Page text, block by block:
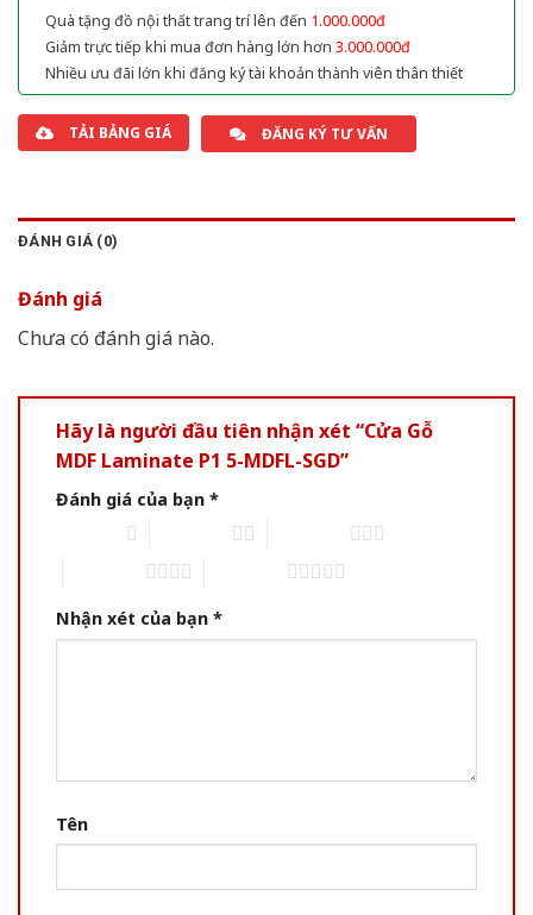
Quà tặng đồ nội thất trang trí lên đến 1.000.000đ
Giảm trực tiếp khi mua đơn hàng lớn hơn 3.000.000đ
Nhiều ưu đãi lớn khi đăng ký tài khoản thành viên thân thiết
TẢI BẢNG GIÁ ĐĂNG KÝ TƯ VẤN
ĐÁNH GIÁ (0)
Đánh giá
Chưa có đánh giá nào.
Hãy là người đầu tiên nhận xét “Cửa Gỗ
MDF Laminate P1 5-MDFL-SGD”
Đánh giá của bạn *
Nhận xét của bạn *
Tên